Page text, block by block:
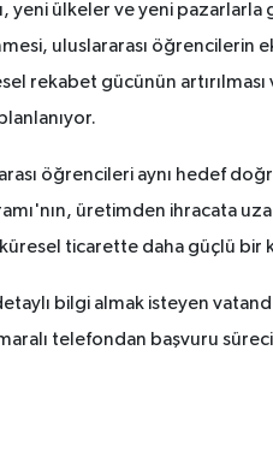
yeni ülkeler ve yeni
uluslararası öğrencilerin
rekabet gücünün artırılması
öğrencileri aynı hedef
üretimden ihracata
ticarette daha güçlü bir
bilgi almak isteyen
telefondan başvuru